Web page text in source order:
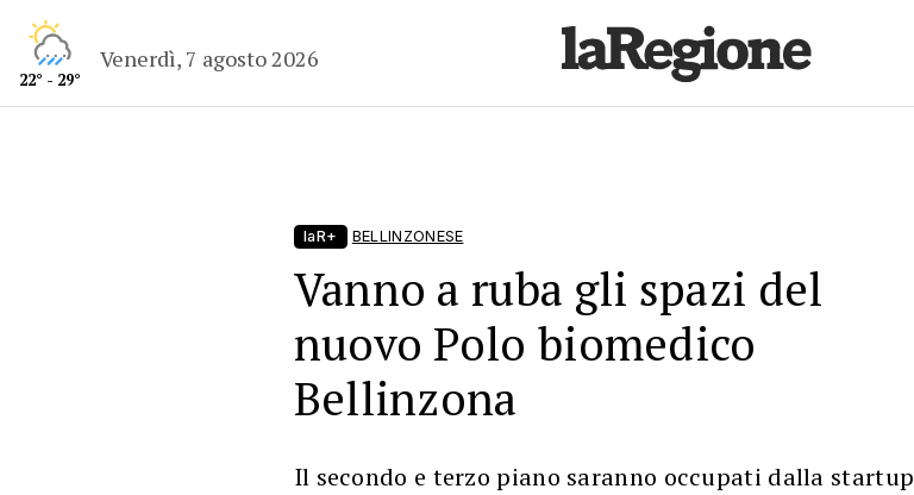
22° - 29°
Venerdì, 7 agosto 2026
laR+ BELLINZONESE
Vanno a ruba gli spazi del
nuovo Polo biomedico
Bellinzona
Il secondo e terzo piano saranno occupati dalla startup